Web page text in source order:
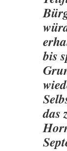
bis
das